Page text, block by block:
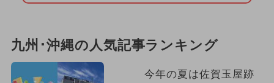
九州･沖縄の人気記事ランキング
今年の夏は佐賀玉屋跡